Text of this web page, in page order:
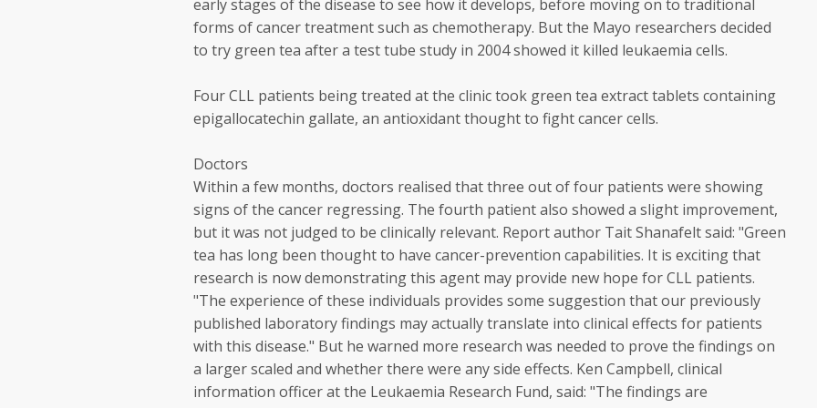
early stages of the disease to see how it develops, before moving on to traditional
forms of cancer treatment such as chemotherapy. But the Mayo researchers decided
to try green tea after a test tube study in 2004 showed it killed leukaemia cells.
Four CLL patients being treated at the clinic took green tea extract tablets containing
epigallocatechin gallate, an antioxidant thought to fight cancer cells.
Doctors
Within a few months, doctors realised that three out of four patients were showing
signs of the cancer regressing. The fourth patient also showed a slight improvement,
but it was not judged to be clinically relevant. Report author Tait Shanafelt said: "Green
tea has long been thought to have cancer-prevention capabilities. It is exciting that
research is now demonstrating this agent may provide new hope for CLL patients.
"The experience of these individuals provides some suggestion that our previously
published laboratory findings may actually translate into clinical effects for patients
with this disease." But he warned more research was needed to prove the findings on
a larger scaled and whether there were any side effects. Ken Campbell, clinical
information officer at the Leukaemia Research Fund, said: "The findings are